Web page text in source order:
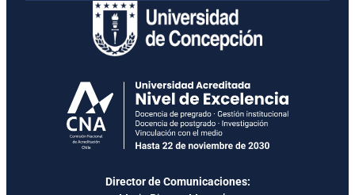
Director de Comunicaciones: